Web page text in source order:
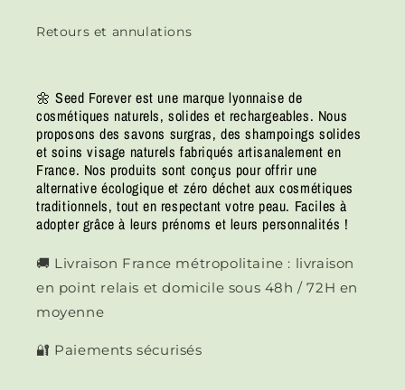
Retours et annulations
🌼 Seed Forever est une marque lyonnaise de
cosmétiques naturels, solides et rechargeables. Nous
proposons des savons surgras, des shampoings solides
et soins visage naturels fabriqués artisanalement en
France. Nos produits sont conçus pour offrir une
alternative écologique et zéro déchet aux cosmétiques
traditionnels, tout en respectant votre peau. Faciles à
adopter grâce à leurs prénoms et leurs personnalités !
🚚 Livraison France métropolitaine : livraison
en point relais et domicile sous 48h / 72H en
moyenne
🔐 Paiements sécurisés